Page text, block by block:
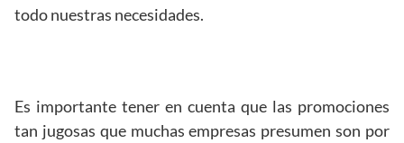
todo nuestras necesidades.
Es importante tener en cuenta que las promociones
tan jugosas que muchas empresas presumen son por